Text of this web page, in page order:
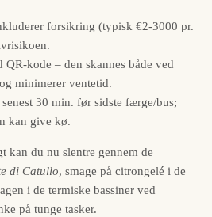
forsikring (typisk €2-3000 pr.
kode – den skannes både ved
minimerer ventetid.
30 min. før sidste færge/bus;
kan give kø.
kan du nu slentre gennem de
di Catullo, smage på citrongelé i de
i de termiske bassiner ved
på tunge tasker.